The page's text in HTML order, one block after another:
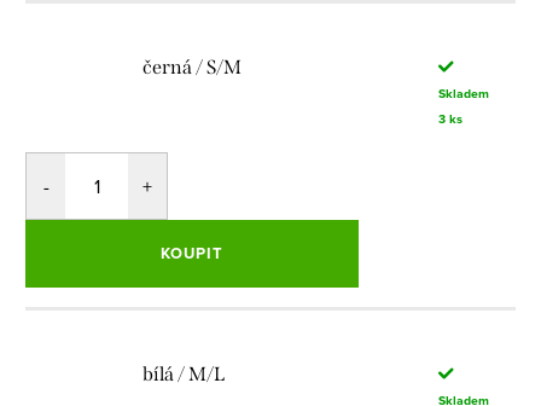
černá / S/M
Skladem
3 ks
KOUPIT
bílá / M/L
Skladem